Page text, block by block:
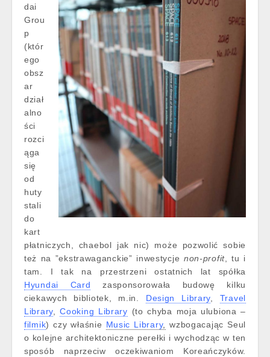
dai
Grou
p
(któr
ego
obsz
ar
dział
alno
ści
rozci
ąga
się
od
huty
stali
do
kart
płatniczych, chaebol jak nic) może pozwolić sobie
też na ”ekstrawaganckie” inwestycje non-profit, tu i
tam. I tak na przestrzeni ostatnich lat spółka
Hyundai Card zasponsorowała budowę kilku
ciekawych bibliotek, m.in. Design Library
Travel
Library,Cooking Library (to chyba moja ulubiona –
filmik) czy właśnie Music Library,
wzbogacając Seul
o kolejne architektoniczne perełki i wychodząc w ten
sposób naprzeciw oczekiwaniom Koreańczyków.